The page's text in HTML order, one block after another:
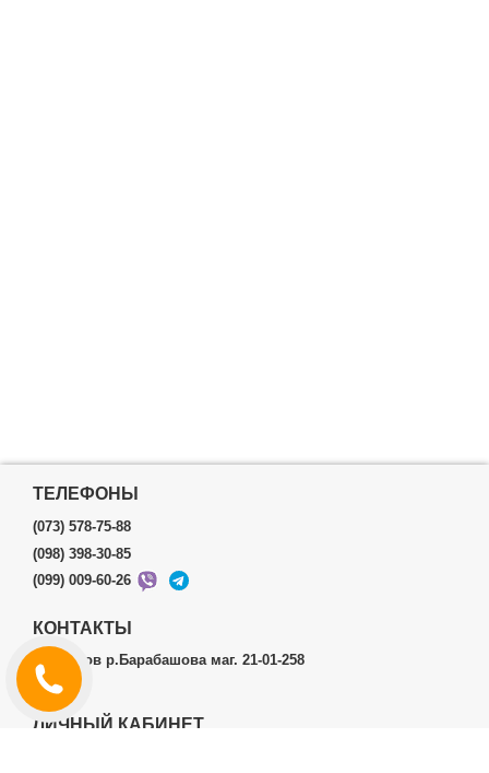
ТЕЛЕФОНЫ
(073) 578-75-88
(098) 398-30-85
(099) 009-60-26
КОНТАКТЫ
г.Харьков р.Барабашова маг. 21-01-258
ЛИЧНЫЙ КАБИНЕТ